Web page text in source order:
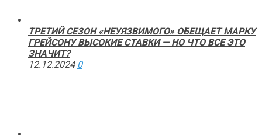
ТРЕТИЙ СЕЗОН «НЕУЯЗВИМОГО» ОБЕЩАЕТ МАРКУ
ГРЕЙСОНУ ВЫСОКИЕ СТАВКИ — НО ЧТО ВСЕ ЭТО
ЗНАЧИТ?
12.12.2024 0